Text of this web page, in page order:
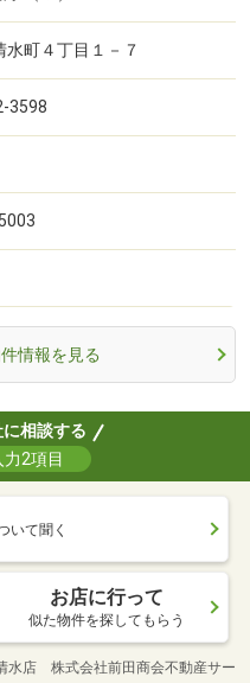
水町４丁目１－７
3598
情報を見る
相談する
2項目
いて聞く
お店に行って
似た物件を探してもらう
水店 株式会社前田商会不動産サー